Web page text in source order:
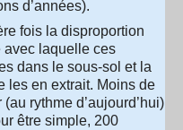
d’années).
fois la disproportion
avec laquelle ces
dans le sous-sol et la
les en extrait. Moins de
rythme d’aujourd’hui)
être simple, 200